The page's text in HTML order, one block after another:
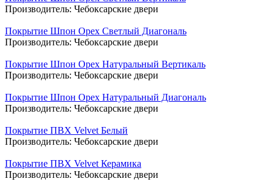
Производитель: Чебоксарские двери
Покрытие Шпон Орех Светлый Диагональ
Производитель: Чебоксарские двери
Покрытие Шпон Орех Натуральный Вертикаль
Производитель: Чебоксарские двери
Покрытие Шпон Орех Натуральный Диагональ
Производитель: Чебоксарские двери
Покрытие ПВХ Velvet Белый
Производитель: Чебоксарские двери
Покрытие ПВХ Velvet Керамика
Производитель: Чебоксарские двери